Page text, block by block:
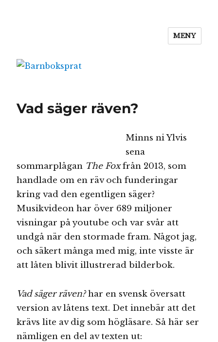
MENY
Vad säger räven?
Minns ni Ylvis
sena
sommarplågan The Foxfrån 2013, som
handlade om en räv och funderingar
kring vad den egentligen säger?
Musikvideon har över 689 miljoner
visningar på youtube och var svår att
undgå när den stormade fram. Något jag,
och säkert många med mig, inte visste är
att låten blivit illustrerad bilderbok.
Vad säger räven?har en svensk översatt
version av låtens text. Det innebär att det
krävs lite av dig som högläsare. Så här ser
nämligen en del av texten ut: